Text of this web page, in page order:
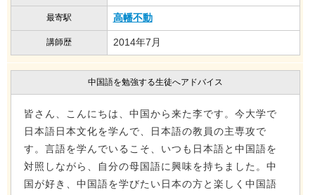
最寄駅 高幡不動
講師歴 2014年7月
中国語を勉強する生徒へアドバイス
皆さん、こんにちは、中国から来た李です。今大学で
日本語日本文化を学んで、日本語の教員の主専攻で
す。言語を学んでいるこそ、いつも日本語と中国語を
対照しながら、自分の母国語に興味を持ちました。中
国が好き、中国語を学びたい日本の方と楽しく中国語